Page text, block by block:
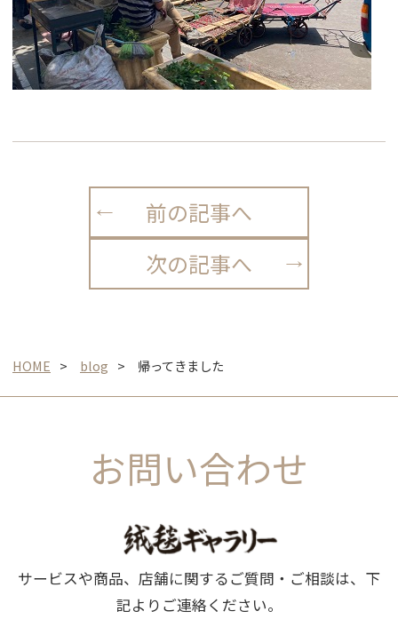
前の記事へ
次の記事へ
HOME blog 帰ってきました
お問い合わせ
サービスや商品、店舗に関するご質問・ご相談は、下
記よりご連絡ください。